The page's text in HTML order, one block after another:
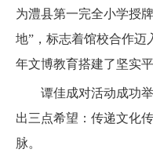
为澧县第一完全小学授
地”，标志着馆校合作迈
年文博教育搭建了坚实平
谭佳成对活动成功
出三点希望：传递文化
脉。